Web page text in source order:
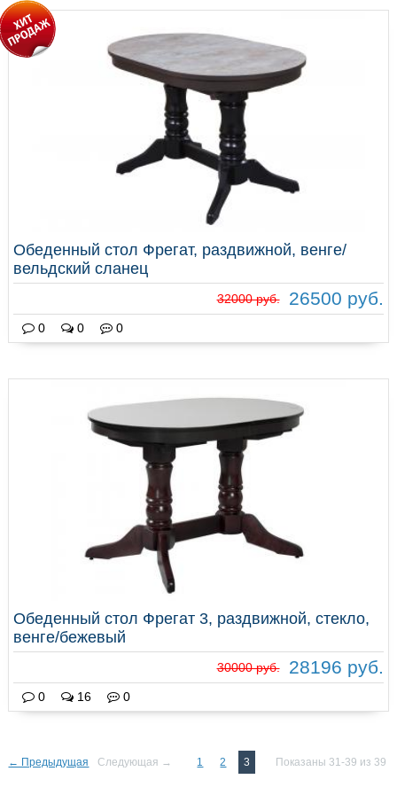
Обеденный стол Фрегат, раздвижной, венге/
вельдский сланец
32000 руб. 26500 руб.
0 0 0
Обеденный стол Фрегат 3, раздвижной, стекло,
венге/бежевый
30000 руб. 28196 руб.
0 16 0
← Предыдущая Следующая → 1 2 3 Показаны 31-39 из 39